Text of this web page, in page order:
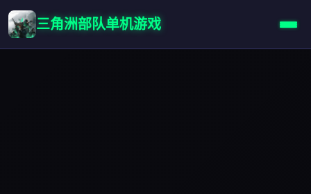
三角洲部队单机游戏